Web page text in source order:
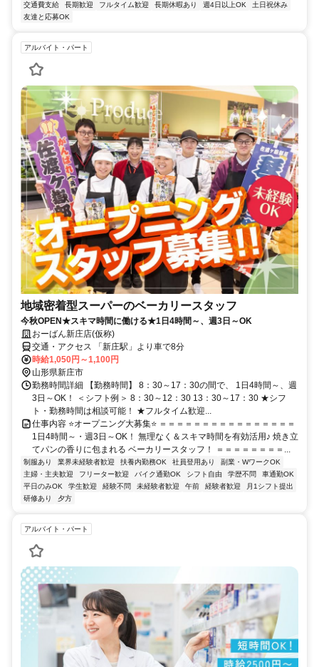
交通費支給
長期歓迎 フルタイム歓迎 長期休暇あり 週4日以上OK
土日祝休み
友達と応募OK
アルバイト・パート
地域密着型スーパーのベーカリースタッフ
今秋OPEN★スキマ時間に働ける★1日4時間～、週3日～OK
おーばん新庄店(仮称)
交通・アクセス 「新庄駅」より車で8分
時給1,050円～1,100円
山形県新庄市
勤務時間詳細 【勤務時間】 8：30～17：30の間で、 1日4時間～、週
3日～OK！ ＜シフト例＞ 8：30～12：30 13：30～17：30 ★シフ
ト・勤務時間は相談可能！ ★フルタイム歓迎...
仕事内容 ⭐オープニング大募集⭐ ＝＝＝＝＝＝＝＝＝＝＝＝＝＝＝＝
1日4時間～・週3日～OK！ 無理なく＆スキマ時間を有効活用♪ 焼き立
てパンの香りに包まれる ベーカリースタッフ！ ＝＝＝＝＝＝＝＝...
制服あり 業界未経験者歓迎 扶養内勤務OK 社員登用あり
副業・WワークOK
主婦・主夫歓迎
フリーター歓迎 バイク通勤OK シフト自由 学歴不問
車通勤OK
平日のみOK
学生歓迎 経験不問 未経験者歓迎 午前 経験者歓迎
月1シフト提出
研修あり
夕方
アルバイト・パート